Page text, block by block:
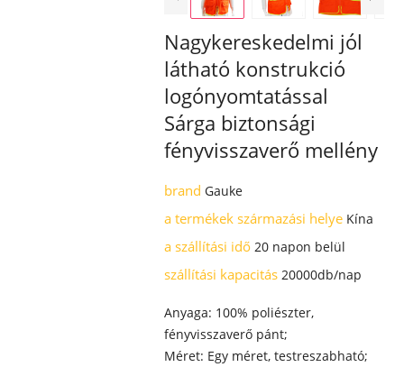
Nagykereskedelmi jól
látható konstrukció
logónyomtatással
Sárga biztonsági
fényvisszaverő mellény
brand Gauke
a termékek származási helye Kína
a szállítási idő 20 napon belül
szállítási kapacitás 20000db/nap
Anyaga: 100% poliészter,
fényvisszaverő pánt;
Méret: Egy méret, testreszabható;